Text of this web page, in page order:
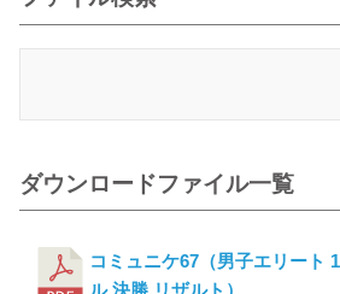
ダウンロードファイル一覧
コミュニケ67（男子エリート
ル 決勝 リザルト）